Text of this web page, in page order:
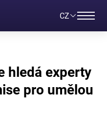
CZ
hledá experty
pro umělou